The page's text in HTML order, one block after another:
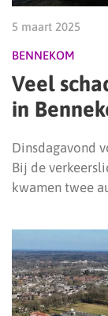
5 maart 2025
BENNEKOM
Veel
in
Dinsdagavond
Bij de
kwamen twee